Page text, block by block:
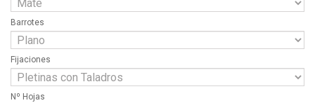
Barrotes
Fijaciones
Nº Hojas